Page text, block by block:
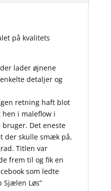
på kvalitets
lader øjnene
detaljer og
retning haft blot
i maleflow i
Det eneste
der skulle smæk på,
Titlen var
frem til og fik en
som ledte
Sjælen Løs”